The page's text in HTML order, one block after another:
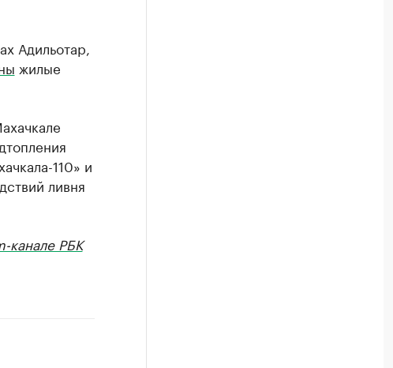
Адильотар,
жилые
110» и
ливня
канале РБК